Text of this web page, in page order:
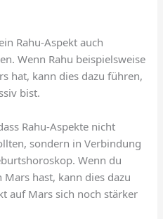
Rahu-Aspekt auch
Wenn Rahu beispielsweise
hat, kann dies dazu führen,
bist.
Rahu-Aspekte nicht
sondern in Verbindung
Wenn du
hast, kann dies dazu
auf Mars sich noch stärker